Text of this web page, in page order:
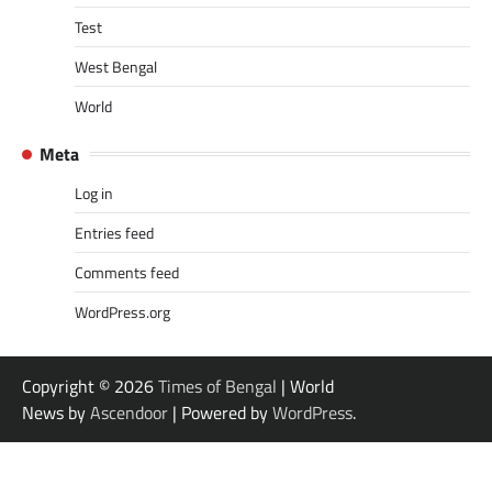
Test
West Bengal
World
Meta
Log in
Entries feed
Comments feed
WordPress.org
Copyright © 2026Times of Bengal | World
News byAscendoor | Powered byWordPress.